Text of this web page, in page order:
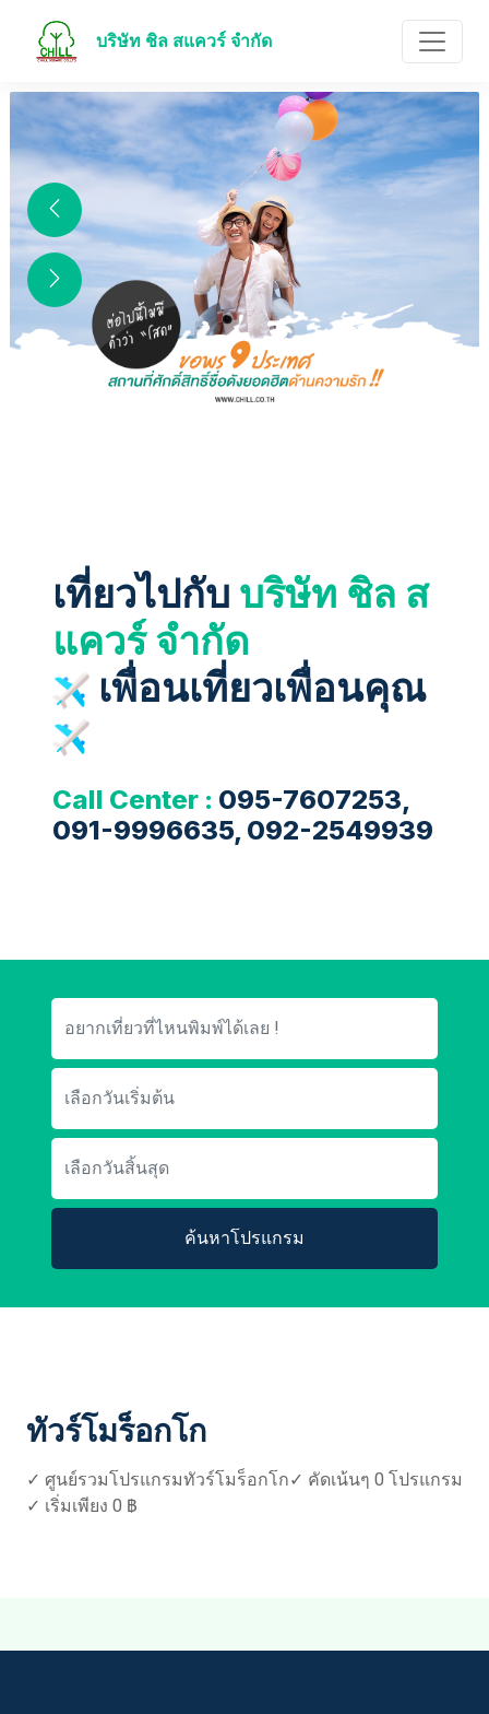
บริษัท ชิล สแควร์ จำกัด
เที่ยวไปกับ บริษัท ชิล ส
แควร์ จำกัด
เพื่อนเที่ยวเพื่อนคุณ
Call Center : 095-7607253,
091-9996635, 092-2549939
ค้นหาโปรแกรม
ทัวร์โมร็อกโก
✓ ศูนย์รวมโปรแกรมทัวร์โมร็อกโก✓ คัดเน้นๆ 0 โปรแกรม
✓ เริ่มเพียง 0 ฿